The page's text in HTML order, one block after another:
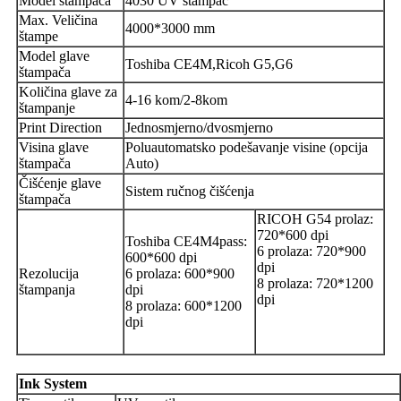
Max. Veličina
štampe
4000*3000 mm
Model glave
štampača
Toshiba CE4M,Ricoh G5,G6
Količina glave za
štampanje
4-16 kom/2-8kom
Print Direction
Jednosmjerno/dvosmjerno
Visina glave
štampača
Poluautomatsko podešavanje visine (opcija
Auto)
Čišćenje glave
štampača
Sistem ručnog čišćenja
Rezolucija
štampanja
Toshiba CE4M4pass:
600*600 dpi
6 prolaza: 600*900
dpi
8 prolaza: 600*1200
dpi
RICOH G54 prolaz:
720*600 dpi
6 prolaza: 720*900
dpi
8 prolaza: 720*1200
dpi
Ink System